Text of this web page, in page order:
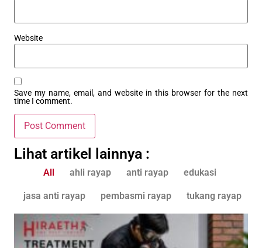
Website
Save my name, email, and website in this browser for the next
time I comment.
Lihat artikel lainnya :
All ahli rayap anti rayap edukasi
jasa anti rayap pembasmi rayap tukang rayap